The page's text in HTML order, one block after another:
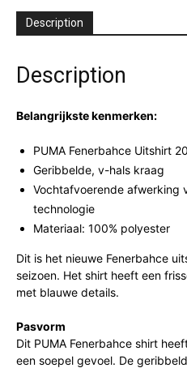
Description
Description
Belangrijkste kenmerken:
PUMA Fenerbahce Uitshirt
Geribbelde, v-hals kraag
Vochtafvoerende afwerking
technologie
Materiaal: 100% polyester
Dit is het nieuwe Fenerbahce
seizoen. Het shirt heeft een
met blauwe details.
Pasvorm
Dit PUMA Fenerbahce shirt
een soepel gevoel. De